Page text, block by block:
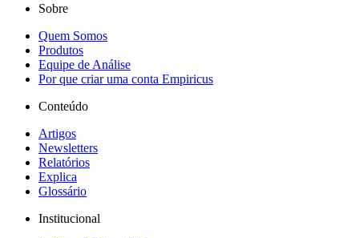
Sobre
Quem Somos
Produtos
Equipe de Análise
Por que criar uma conta Empiricus
Conteúdo
Artigos
Newsletters
Relatórios
Explica
Glossário
Institucional